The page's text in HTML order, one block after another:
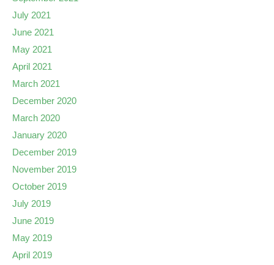
July 2021
June 2021
May 2021
April 2021
March 2021
December 2020
March 2020
January 2020
December 2019
November 2019
October 2019
July 2019
June 2019
May 2019
April 2019